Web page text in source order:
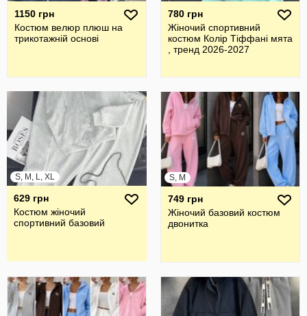
1150 грн
Костюм велюр плюш на
трикотажній основі
780 грн
Жіночий спортивний
костюм Колір Тіффані мята
, тренд 2026-2027
S, M, L, XL
629 грн
Костюм жіночий
спортивний базовий
S, M
749 грн
Жіночий базовий костюм
двонитка